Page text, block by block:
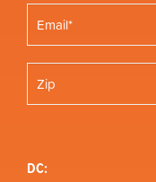
DC: